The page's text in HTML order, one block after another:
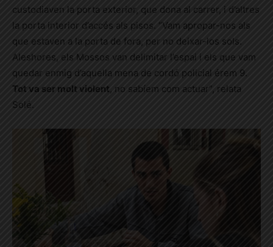
custodiaven la porta exterior, que dona al carrer, i d’altres
la porta interior d’accés als pisos. “Vam apropar-nos als
que estaven a la porta de fora, per no deixar-los sols.
Aleshores, els Mossos van delimitar l’espai i els que vam
quedar enmig d’aquella mena de cordó policial érem 9.
Tot va ser molt violent, no sabíem com actuar”, relata
Solé.